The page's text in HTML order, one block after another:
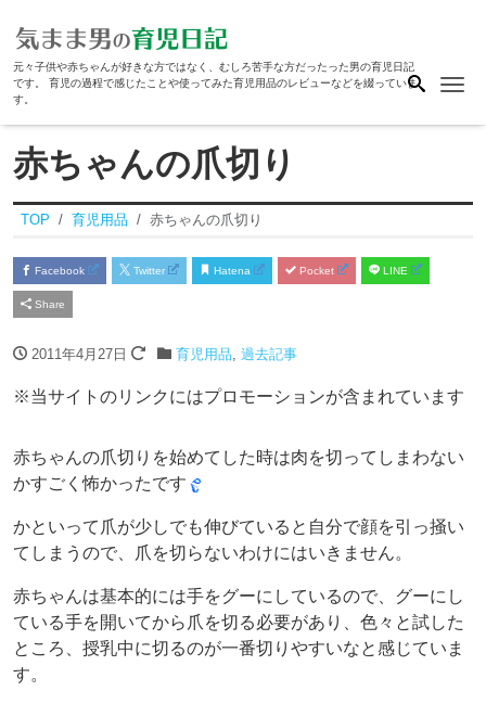
元々子供や赤ちゃんが好きな方ではなく、むしろ苦手な方だったった男の育児日記
です。 育児の過程で感じたことや使ってみた育児用品のレビューなどを綴っていま
す。
赤ちゃんの爪切り
TOP 育児用品 赤ちゃんの爪切り
Facebook Twitter Hatena Pocket LINE
Share
2011年4月27日 育児用品 過去記事
※当サイトのリンクにはプロモーションが含まれています
赤ちゃんの爪切りを始めてした時は肉を切ってしまわない
かすごく怖かったです
かといって爪が少しでも伸びていると自分で顔を引っ掻い
てしまうので、爪を切らないわけにはいきません。
赤ちゃんは基本的には手をグーにしているので、グーにし
ている手を開いてから爪を切る必要があり、色々と試した
ところ、授乳中に切るのが一番切りやすいなと感じていま
す。